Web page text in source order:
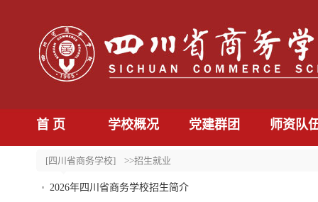
[四川省商务学校] >>招生就业
2026年四川省商务学校招生简介
首 页 学校概况 党建群团 师资队